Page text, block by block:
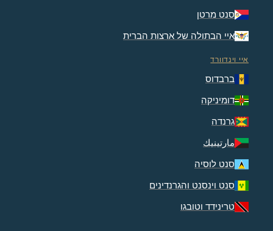
סנט מרטן
איי הבתולה של ארצות הברית
איי וינדוורד
ברבדוס
דומיניקה
גרנדה
مارتينيك
סנט לוסיה
סנט וינסנט והגרנדינים
טרינידד וטובגו